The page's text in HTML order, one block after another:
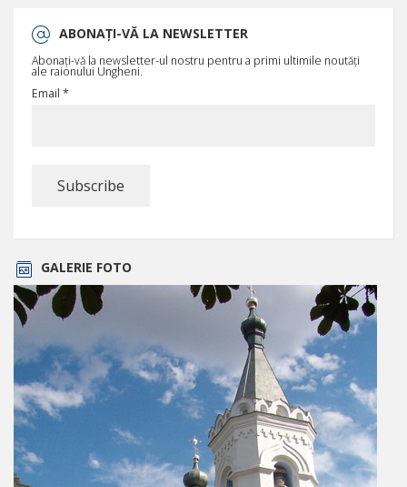
ABONAȚI-VĂ LA NEWSLETTER
Abonați-vă la newsletter-ul nostru pentru a primi ultimile noutăți
ale raionului Ungheni.
Email *
GALERIE FOTO